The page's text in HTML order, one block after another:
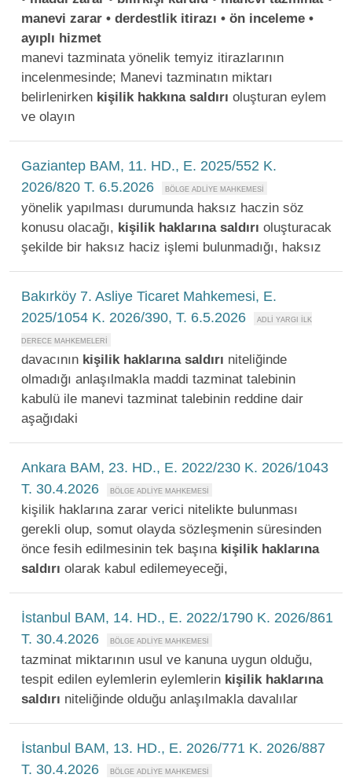
manevi zarar • derdestlik itirazı • ön inceleme •
ayıplı hizmet
manevi tazminata yönelik temyiz itirazlarının
incelenmesinde; Manevi tazminatın miktarı
belirlenirken kişilik hakkına saldırı oluşturan eylem
ve olayın
Gaziantep BAM, 11. HD., E. 2025/552 K.
2026/820 T. 6.5.2026
yönelik yapılması durumunda haksız haczin söz
konusu olacağı, kişilik haklarına saldırı oluşturacak
şekilde bir haksız haciz işlemi bulunmadığı, haksız
Bakırköy 7. Asliye Ticaret Mahkemesi, E.
2025/1054 K. 2026/390, T. 6.5.2026
davacının kişilik haklarına saldırı niteliğinde
olmadığı anlaşılmakla maddi tazminat talebinin
kabulü ile manevi tazminat talebinin reddine dair
aşağıdaki
Ankara BAM, 23. HD., E. 2022/230 K. 2026/1043
T. 30.4.2026
kişilik haklarına zarar verici nitelikte bulunması
gerekli olup, somut olayda sözleşmenin süresinden
önce fesih edilmesinin tek başına kişilik haklarına
saldırı olarak kabul edilemeyeceği,
İstanbul BAM, 14. HD., E. 2022/1790 K. 2026/861
T. 30.4.2026
tazminat miktarının usul ve kanuna uygun olduğu,
tespit edilen eylemlerin eylemlerin kişilik haklarına
saldırı niteliğinde olduğu anlaşılmakla davalılar
İstanbul BAM, 13. HD., E. 2026/771 K. 2026/887
T. 30.4.2026